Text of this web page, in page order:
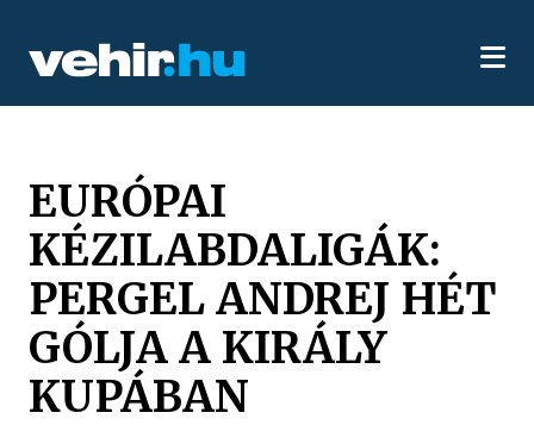
EURÓPAI
KÉZILABDALIGÁK:
PERGEL ANDREJ HÉT
GÓLJA A KIRÁLY
KUPÁBAN